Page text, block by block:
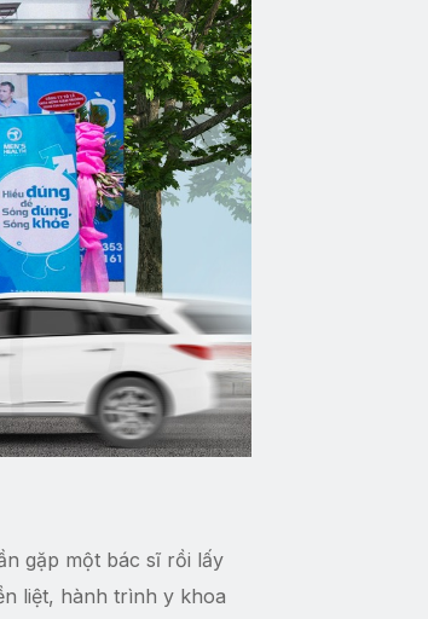
gặp một bác sĩ rồi lấy
liệt, hành trình y khoa